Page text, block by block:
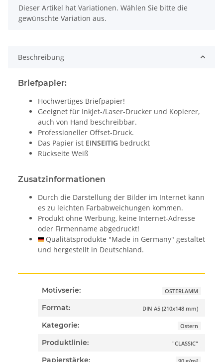
x
Dieser Artikel hat Variationen. Wählen Sie bitte die
gewünschte Variation aus.
Beschreibung
Briefpapier:
Hochwertiges Briefpapier!
Geeignet für InkJet-/Laser-Drucker und Kopierer,
auch von Hand beschreibbar.
Professioneller Offset-Druck.
Das Papier ist EINSEITIG bedruckt
Rückseite Weiß
Zusatzinformationen
Durch die Darstellung der Bilder im Internet kann
es zu leichten Farbabweichungen kommen.
Produkt ohne Werbung, keine Internet-Adresse
oder Firmenname abgedruckt!
Qualitätsprodukte "Made in Germany" gestaltet
und hergestellt in Deutschland.
Motivserie: OSTERLAMM
Format: DIN A5 (210x148 mm)
Kategorie: Ostern
Produktlinie: "CLASSIC"
Papierstärke: